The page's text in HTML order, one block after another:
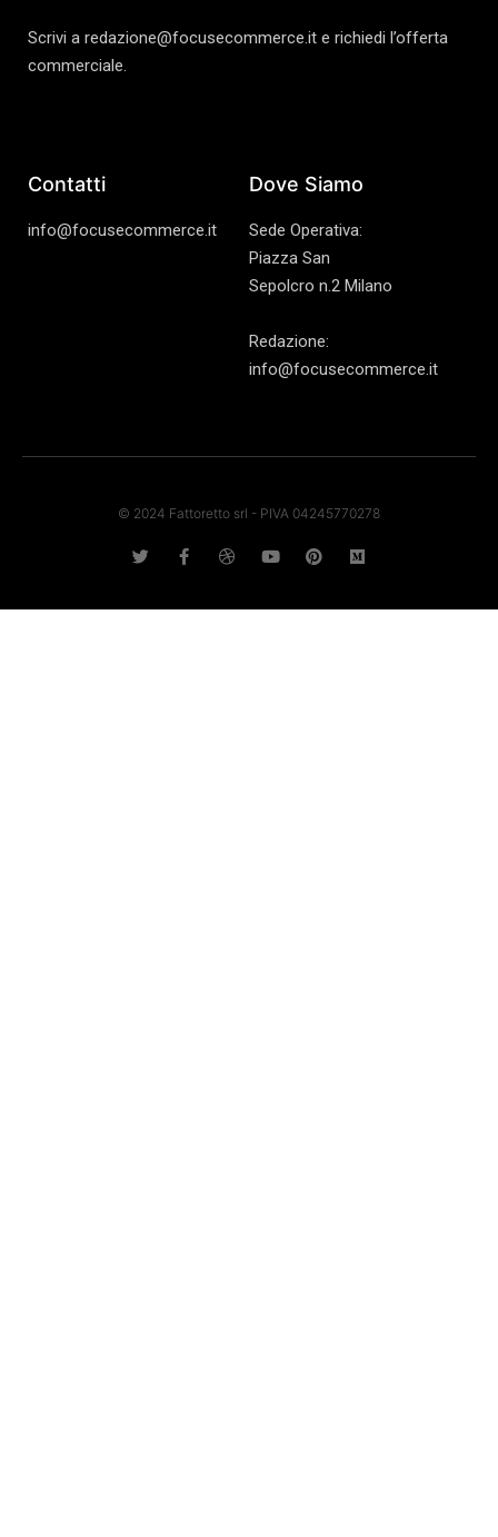
Scrivi a redazione@focusecommerce.it e richiedi l’offerta
commerciale.
Contatti
info@focusecommerce.it
Dove Siamo
Sede Operativa:
Piazza San
Sepolcro n.2 Milano
Redazione:
info@focusecommerce.it
© 2024 Fattoretto srl - PIVA 04245770278